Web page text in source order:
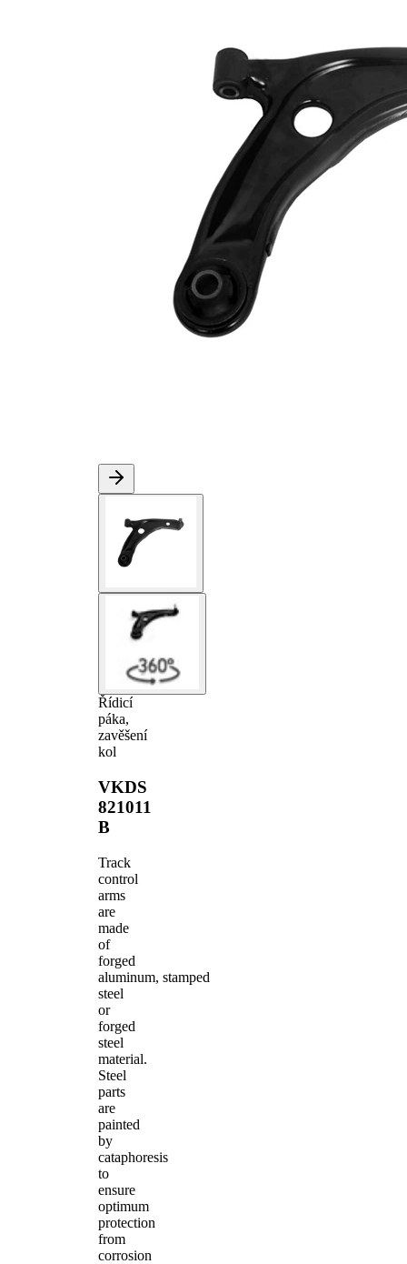
Řídicí
páka,
zavěšení
kol
VKDS
821011
B
Track
control
arms
are
made
of
forged
aluminum, stamped
steel
or
forged
steel
material.
Steel
parts
are
painted
by
cataphoresis
to
ensure
optimum
protection
from
corrosion
se syntetickým
tukem
s
nosným-/vodicím
kloubem
M12 x 1,25
trojúhelníkové
rameno
VKDS 821010
B